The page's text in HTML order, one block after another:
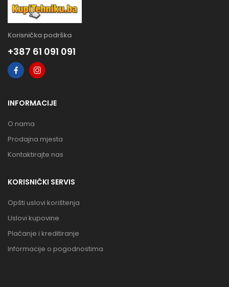
Korisnička podrška
+387 61 091 091
INFORMACIJE
O nama
Prodajna mjesta
Kontaktirajte nas
KORISNIČKI SERVIS
Opšti uslovi korištenja
Uslovi kupovine
Plaćanje i kreditiranje
Informacije o pogodnostima